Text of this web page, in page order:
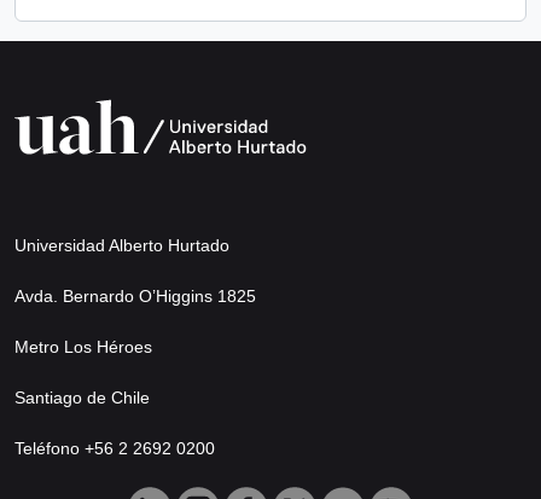
Universidad Alberto Hurtado
Avda. Bernardo O’Higgins 1825
Metro Los Héroes
Santiago de Chile
Teléfono +56 2 2692 0200